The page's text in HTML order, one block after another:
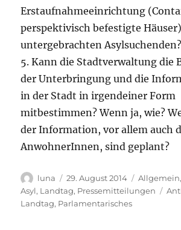
Erstaufnahmeeinrichtung
perspektivisch befestigte Häuser)
untergebrachten Asylsuchenden?
5. Kann die Stadtverwaltung die
der Unterbringung und die
in der Stadt in irgendeiner Form
mitbestimmen? Wenn ja, wie?
der Information, vor allem auch
AnwohnerInnen, sind geplant?
Autor
luna
Veröffentlicht
am
29. August 2014 Kategorien
Allgemein
Asyl, Landtag, Pressemitteilungen
Landtag, Parlamentarisches